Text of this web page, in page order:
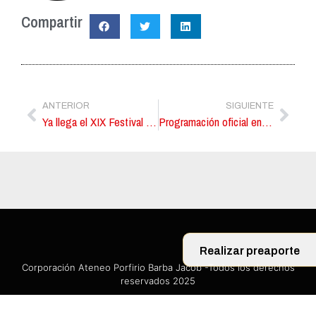
Realizar preaporte
Compartir
ANTERIOR
Ya llega el XIX Festival Colombiano de Teatro
SIGUIENTE
Programación oficial en pdf
Corporación Ateneo Porfirio Barba Jacob -Todos los derechos
reservados 2025